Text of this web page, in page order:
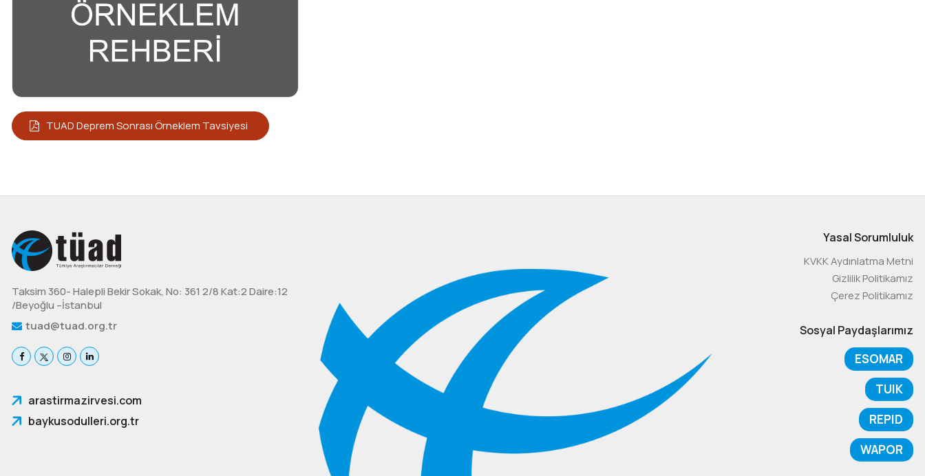
TUAD Deprem Sonrası Örneklem Tavsiyesi
Taksim 360- Halepli Bekir Sokak, No: 361 2/8 Kat:2 Daire:12
/Beyoğlu –İstanbul
tuad@tuad.org.tr
arastirmazirvesi.com
baykusodulleri.org.tr
Yasal Sorumluluk
KVKK Aydınlatma Metni
Gizlilik Politikamız
Çerez Politikamız
Sosyal Paydaşlarımız
ESOMAR
TUIK
REPID
WAPOR